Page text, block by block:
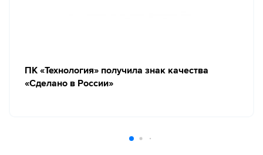
ПК «Технология» получила знак качества
«Сделано в России»